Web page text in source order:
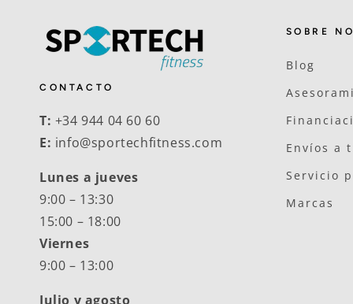
CONTACTO
T: +34 944 04 60 60
E: info@sportechfitness.com
Lunes a jueves
9:00 – 13:30
15:00 – 18:00
Viernes
9:00 – 13:00
Julio y agosto
SOBRE
Blog
Envíos a
Servicio
Marcas